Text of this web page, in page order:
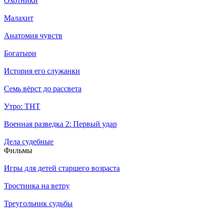
Малахит
Анатомия чувств
Богатыри
История его служанки
Семь вёрст до рассвета
Утро: ТНТ
Военная разведка 2: Первый удар
Дела судебные
Филь­мы
Игры для детей старшего возраста
Тростинка на ветру
Треугольник судьбы